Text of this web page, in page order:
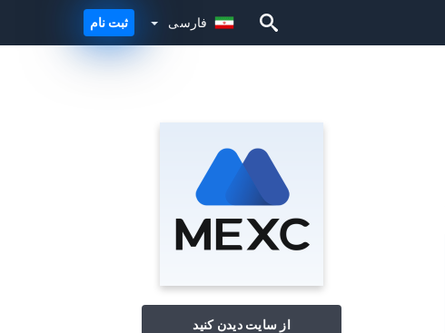
فارسی ثبت نام
از سایت دیدن کنید